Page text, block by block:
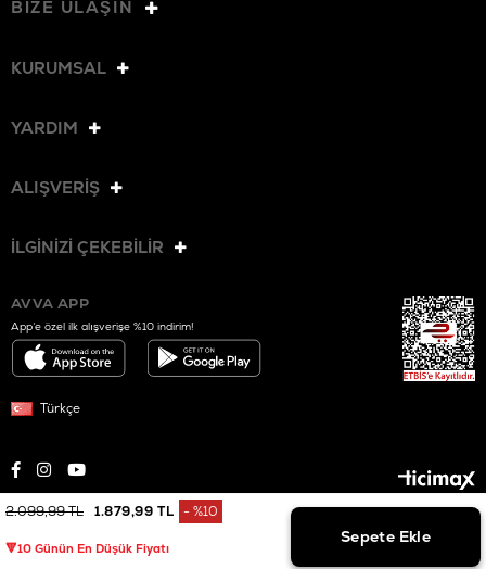
2.099,99 TL 1.879,99 TL %10
🔻10 Günün En Düşük Fiyatı
BİZE ULAŞIN
KURUMSAL
YARDIM
ALIŞVERİŞ
İLGİNİZİ ÇEKEBİLİR
AVVA APP
App’e özel ilk alışverişe %10 indirim!
Türkçe
© 2025 AVVA. Tüm hakları saklıdır.